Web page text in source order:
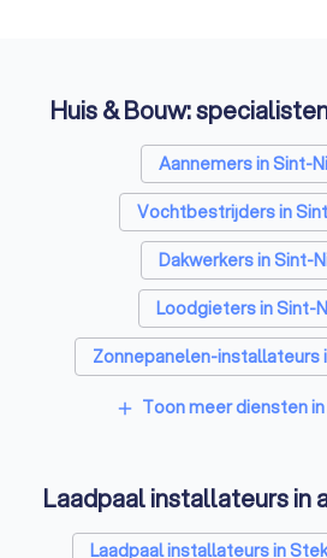
Huis & Bouw:
Aannemers in Sint-
Vochtbestrijders in
Dakwerkers in Sint-
Loodgieters in Sint-
Zonnepanelen-installateurs
Vloerverwarming-installateurs
Ramen en deuren
Zonwering specialisten in
add Toon meer diensten
Laadpaal installateurs in
Laadpaal installateurs in